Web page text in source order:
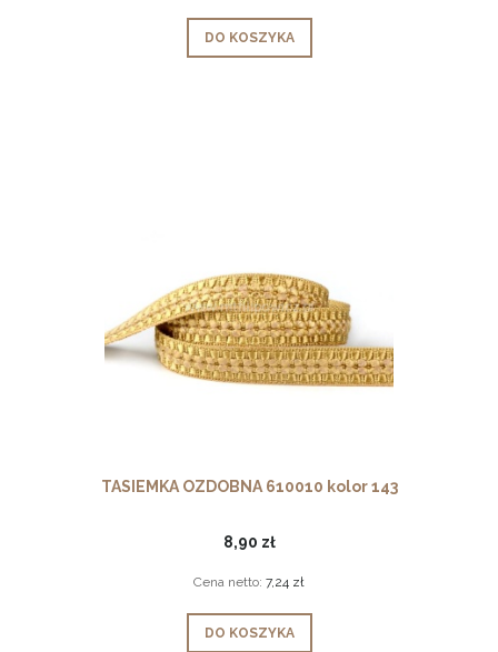
DO KOSZYKA
TASIEMKA OZDOBNA 610010 kolor 143
8,90 zł
Cena netto: 7,24 zł
DO KOSZYKA